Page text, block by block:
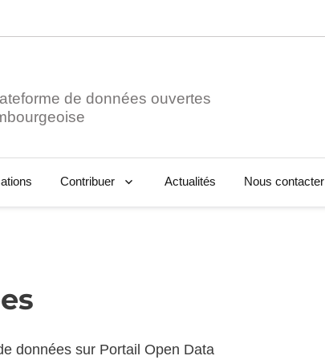
de données ouvertes
Contribuer Actualités Nous contacter
données sur Portail Open Data